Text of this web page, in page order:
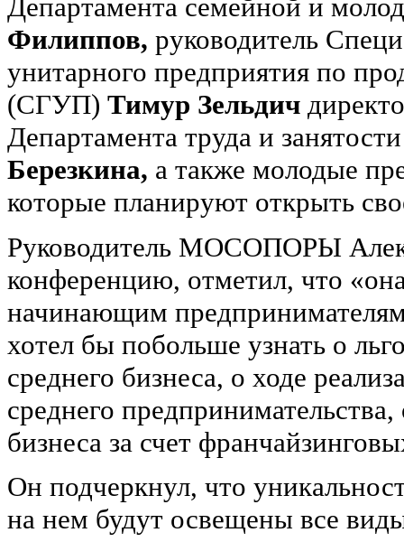
Департамента семейной и
Филиппов, руководитель
унитарного предприятия по
(СГУП) Тимур Зельдич
Департамента труда и
Березкина, а также молодые
которые планируют открыть
Руководитель МОСОПОРЫ
конференцию, отметил, что
начинающим
хотел бы побольше узнать о
среднего бизнеса, о ходе
среднего
бизнеса за счет
Он подчеркнул, что
на нем будут освещены все